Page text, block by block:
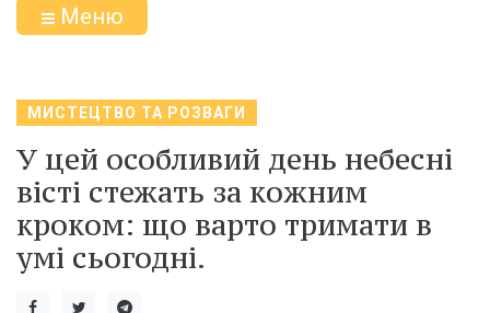
Меню
МИСТЕЦТВО ТА РОЗВАГИ
У цей особливий день небесні
вісті стежать за кожним
кроком: що варто тримати в
умі сьогодні.